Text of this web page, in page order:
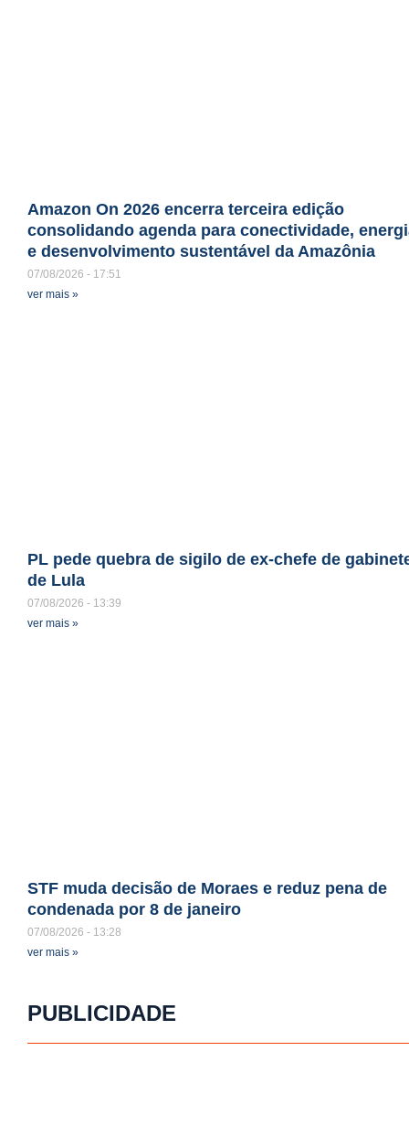
Amazon On 2026 encerra terceira edição
consolidando agenda para conectividade,
e desenvolvimento sustentável da Amazônia
07/08/2026
17:51
ver mais »
PL pede quebra de sigilo de ex-chefe de
de Lula
07/08/2026
13:39
ver mais »
STF muda decisão de Moraes e reduz pena de
condenada por 8 de janeiro
07/08/2026
13:28
ver mais »
PUBLICIDADE